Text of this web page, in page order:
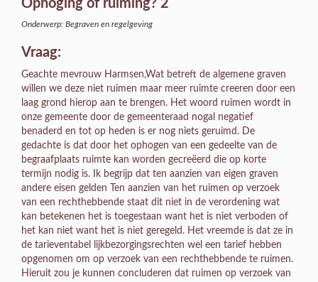
Ophoging of ruiming? 2
Onderwerp: Begraven en regelgeving
Vraag:
Geachte mevrouw Harmsen,Wat betreft de algemene graven
willen we deze niet ruimen maar meer ruimte creeren door een
laag grond hierop aan te brengen. Het woord ruimen wordt in
onze gemeente door de gemeenteraad nogal negatief
benaderd en tot op heden is er nog niets geruimd. De
gedachte is dat door het ophogen van een gedeelte van de
begraafplaats ruimte kan worden gecreëerd die op korte
termijn nodig is. Ik begrijp dat ten aanzien van eigen graven
andere eisen gelden Ten aanzien van het ruimen op verzoek
van een rechthebbende staat dit niet in de verordening wat
kan betekenen het is toegestaan want het is niet verboden of
het kan niet want het is niet geregeld. Het vreemde is dat ze in
de tarieventabel lijkbezorgingsrechten wel een tarief hebben
opgenomen om op verzoek van een rechthebbende te ruimen.
Hieruit zou je kunnen concluderen dat ruimen op verzoek van